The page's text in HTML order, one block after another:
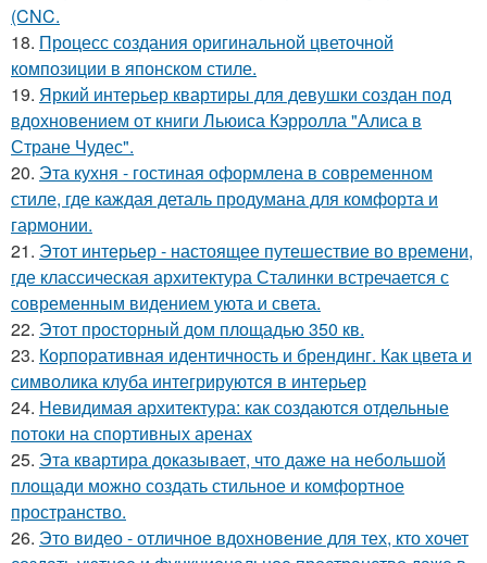
(CNC.
18. Процесс создания оригинальной цветочной
композиции в японском стиле.
19. Яркий интерьер квартиры для девушки создан под
вдохновением от книги Льюиса Кэрролла "Алиса в
Стране Чудес".
20. Эта кухня - гостиная оформлена в современном
стиле, где каждая деталь продумана для комфорта и
гармонии.
21. Этот интерьер - настоящее путешествие во времени,
где классическая архитектура Сталинки встречается с
современным видением уюта и света.
22. Этот просторный дом площадью 350 кв.
23. Корпоративная идентичность и брендинг. Как цвета и
символика клуба интегрируются в интерьер
24. Невидимая архитектура: как создаются отдельные
потоки на спортивных аренах
25. Эта квартира доказывает, что даже на небольшой
площади можно создать стильное и комфортное
пространство.
26. Это видео - отличное вдохновение для тех, кто хочет